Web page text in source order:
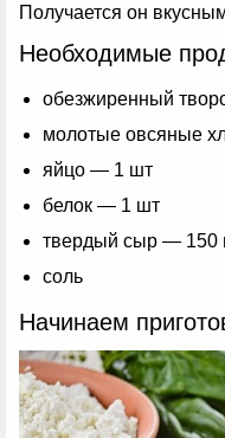
Получается он
Необходимые
обезжиренный
молотые овсяные
яйцо — 1 шт
белок — 1 шт
твердый сыр — 150
соль
Начинаем